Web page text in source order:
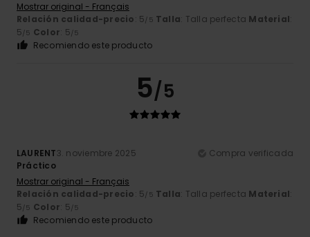
Mostrar original - Français
Relación calidad-precio: 5/5 Talla: Talla perfecta Material:
5/5 Color: 5/5
Recomiendo este producto
5/5
LAURENT3. noviembre 2025
Compra verificada
Práctico
Mostrar original - Français
Relación calidad-precio: 5/5 Talla: Talla perfecta Material:
5/5 Color: 5/5
Recomiendo este producto